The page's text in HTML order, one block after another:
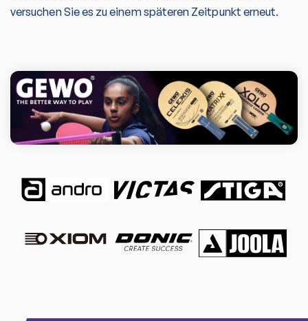
versuchen Sie es zu einem späteren Zeitpunkt erneut.